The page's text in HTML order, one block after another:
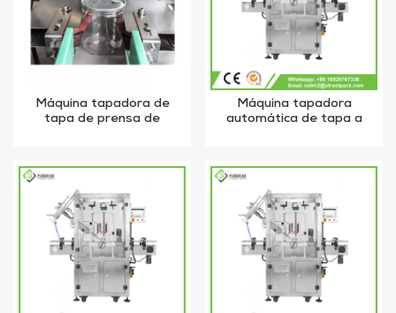
Máquina tapadora de
tapa de prensa de
Máquina tapadora
automática de tapa a